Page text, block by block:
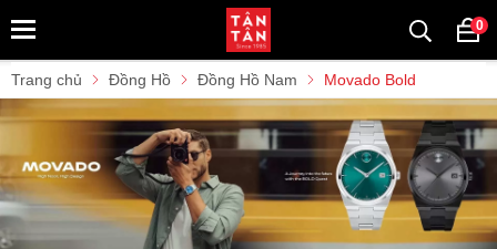
0
Trang chủ Đồng Hồ Đồng Hồ Nam Movado Bold